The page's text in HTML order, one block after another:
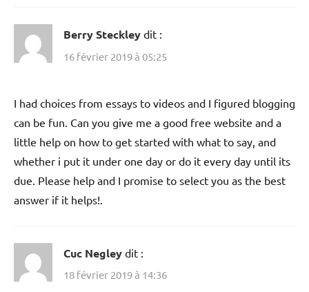
Berry Steckley dit :
16 février 2019 à 05:25
I had choices from essays to videos and I figured blogging
can be fun. Can you give me a good free website and a
little help on how to get started with what to say, and
whether i put it under one day or do it every day until its
due. Please help and I promise to select you as the best
answer if it helps!.
Cuc Negley dit :
18 février 2019 à 14:36